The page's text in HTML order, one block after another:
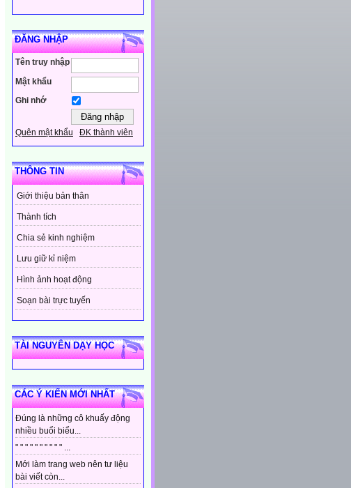
ĐĂNG NHẬP
Tên truy nhập
Mật khẩu
Ghi nhớ
Quên mật khẩu ĐK thành viên
THÔNG TIN
Giới thiệu bản thân
Thành tích
Chia sẻ kinh nghiệm
Lưu giữ kỉ niệm
Hình ảnh hoạt động
Soạn bài trực tuyến
TÀI NGUYÊN DẠY HỌC
CÁC Ý KIẾN MỚI NHẤT
Đúng là những cô khuấy động
nhiều buổi biểu...
" " " " " " " " " " ...
Mới làm trang web nên tư liệu
bài viết còn...